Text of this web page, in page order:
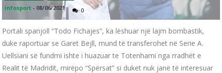
infosport - 08/06/2021 0
Portali spanjoll “Todo Fichajes”, ka lëshuar një lajm bombastik,
duke raportuar se Garet Bejll, mund të transferohet në Serie A.
Uellsiani së fundmi ishte i huazuar te Totenhami nga rradhët e
Realit të Madridit, mirëpo “Spërsat” si duket nuk janë të interesuar